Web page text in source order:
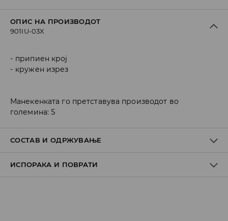
ОПИС НА ПРОИЗВОДОТ
901IU-03X
припиен крој
кружен изрез
Манекенката го претставува производот во
големина: S
СОСТАВ И ОДРЖУВАЊЕ
ПРВА ТКАЕНИНА: 93% ПОЛИЕСТЕР, 7% ЕЛАСТАН
ИСПОРАКА И ПОВРАТИ